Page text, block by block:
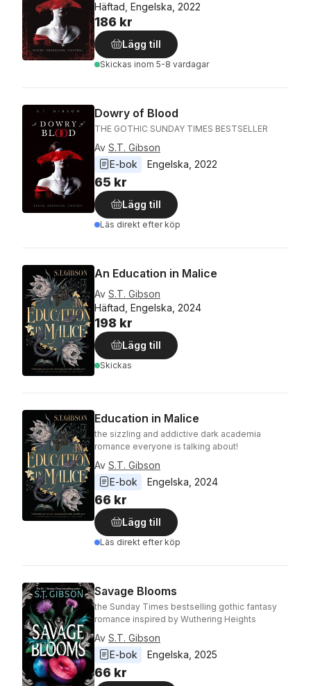
Häftad, Engelska, 2022
186 kr
Lägg till
Skickas inom 5-8 vardagar
Dowry of Blood
THE GOTHIC SUNDAY TIMES BESTSELLER
Av S.T. Gibson
E-bok
Engelska 2022
65 kr
Lägg till
Läs direkt efter köp
An Education in Malice
Av S.T. Gibson
Häftad, Engelska, 2024
198 kr
Lägg till
Skickas
Education in Malice
the sizzling and addictive dark academia
romance everyone is talking about!
Av S.T. Gibson
E-bok
Engelska 2024
66 kr
Lägg till
Läs direkt efter köp
Savage Blooms
the Sunday Times bestselling gothic fantasy
romance inspired by Wuthering Heights
Av S.T. Gibson
E-bok
Engelska 2025
66 kr